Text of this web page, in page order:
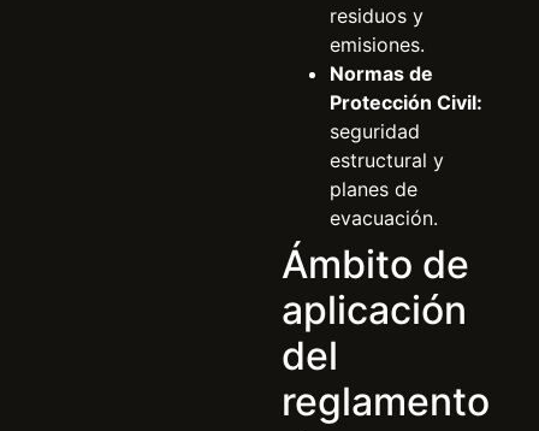
residuos y
emisiones.
Normas de
Protección Civil:
seguridad
estructural y
planes de
evacuación.
Ámbito de
aplicación
del
reglamento